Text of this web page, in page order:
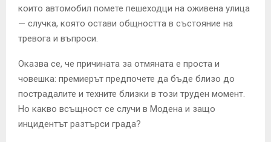
които автомобил помете пешеходци на оживена улица
— случка, която остави общността в състояние на
тревога и въпроси.
Оказва се, че причината за отмяната е проста и
човешка: премиерът предпочете да бъде близо до
пострадалите и техните близки в този труден момент.
Но какво всъщност се случи в Модена и защо
инцидентът разтърси града?